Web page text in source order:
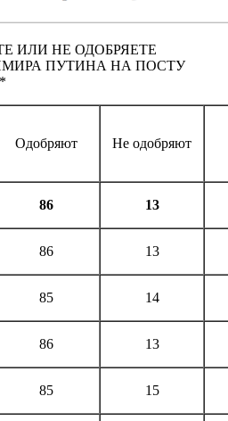
ИЛИ НЕ ОДОБРЯЕТЕ
ПУТИНА НА ПОСТУ
Одобряют Не одобряют
86 13
86 13
85 14
86 13
85 15